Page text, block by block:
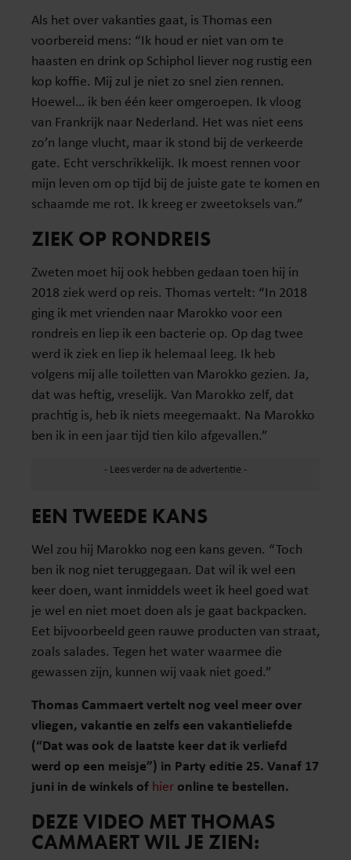
Als het over vakanties gaat, is Thomas een
voorbereid mens: “Ik houd er niet van om te
haasten en drink op Schiphol liever nog rustig een
kop koffie. Mij zul je niet zo snel zien rennen.
Hoewel… ik ben één keer omgeroepen. Ik vloog
van Frankrijk naar Nederland. Het was niet eens
zo’n lange vlucht, maar ik stond bij de verkeerde
gate. Echt verschrikkelijk. Ik moest rennen voor
mijn leven om op tijd bij de juiste gate te komen en
schaamde me rot. Ik kreeg er zweetoksels van.”
ZIEK OP RONDREIS
Zweten moet hij ook hebben gedaan toen hij in
2018 ziek werd op reis. Thomas vertelt: “In 2018
ging ik met vrienden naar Marokko voor een
rondreis en liep ik een bacterie op. Op dag twee
werd ik ziek en liep ik helemaal leeg. Ik heb
volgens mij alle toiletten van Marokko gezien. Ja,
dat was heftig, vreselijk. Van Marokko zelf, dat
prachtig is, heb ik niets meegemaakt. Na Marokko
ben ik in een jaar tijd tien kilo afgevallen.”
EEN TWEEDE KANS
Wel zou hij Marokko nog een kans geven. “Toch
ben ik nog niet teruggegaan. Dat wil ik wel een
keer doen, want inmiddels weet ik heel goed wat
je wel en niet moet doen als je gaat backpacken.
Eet bijvoorbeeld geen rauwe producten van straat,
zoals salades. Tegen het water waarmee die
gewassen zijn, kunnen wij vaak niet goed.”
Thomas Cammaert vertelt nog veel meer over
vliegen, vakantie en zelfs een vakantieliefde
(“Dat was ook de laatste keer dat ik verliefd
werd op een meisje”) in Party editie 25. Vanaf 17
juni in de winkels of hier online te bestellen.
DEZE VIDEO MET THOMAS
CAMMAERT WIL JE ZIEN: